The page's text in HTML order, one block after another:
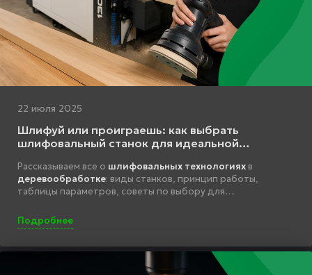
22 июля 2025
Шлифуй или проиграешь: как выбрать
шлифовальный станок для идеальной
Рассказываем все о шлифовальных технологиях в
деревообработке: виды станков, принцип работы,
таблицы параметров, советы по выбору для
Подробнее